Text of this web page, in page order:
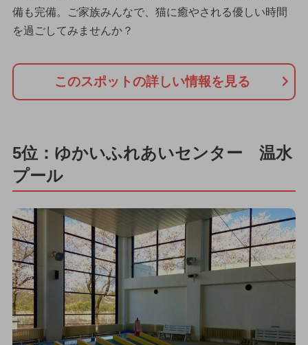
備も完備。ご家族みんなで、猫に癒やされる優しい時間
を過ごしてみませんか？
このスポットの詳しい情報を見る
5位：ゆかいふれあいセンター 温水
プール